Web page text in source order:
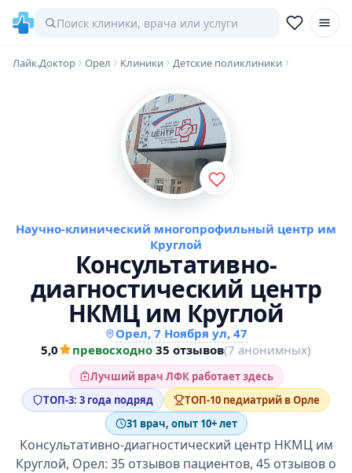
Лайк.Доктор Орел Клиники Детские поликлиники
Научно-клинический многопрофильный центр им
Круглой
Консультативно-
диагностический центр
НКМЦ им Круглой
Орел, 7 Ноября ул, 47
5,0
превосходно·35 отзывов(7 анонимных)
Лучший врач ЛФК работает здесь
ТОП-3: 3 года подряд
ТОП-10 педиатрий в Орле
31 врач, опыт 10+ лет
Консультативно-диагностический центр НКМЦ им
Круглой, Орел: 35 отзывов пациентов, 45 отзывов о